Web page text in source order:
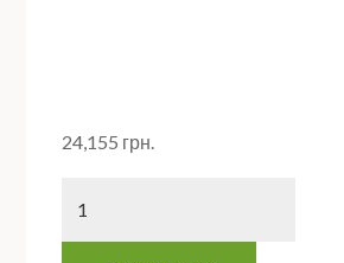
24,155 грн.